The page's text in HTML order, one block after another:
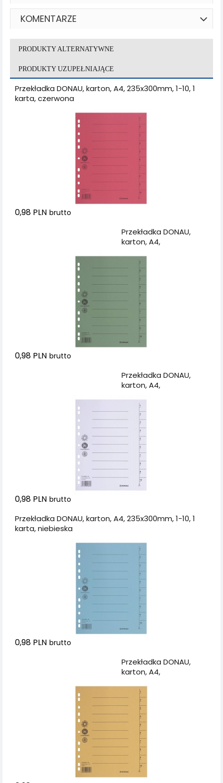
KOMENTARZE
PRODUKTY ALTERNATYWNE
PRODUKTY UZUPEŁNIAJĄCE
Przekładka DONAU, karton, A4, 235x300mm, 1-10, 1
karta, czerwona
0,98 PLN brutto
Przekładka DONAU,
karton, A4,
karta, zielona
0,98 PLN brutto
Przekładka DONAU,
karton, A4,
karta, biała
0,98 PLN brutto
Przekładka DONAU, karton, A4, 235x300mm, 1-10, 1
karta, niebieska
0,98 PLN brutto
Przekładka DONAU,
karton, A4,
karta, żółta